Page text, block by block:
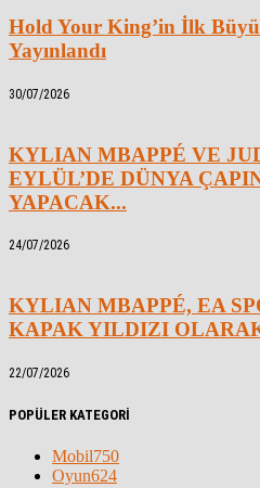
Hold Your King’in İlk
Yayınlandı
30/07/2026
KYLIAN MBAPPÉ VE
EYLÜL’DE DÜNYA
YAPACAK...
24/07/2026
KYLIAN MBAPPÉ, EA
KAPAK YILDIZI
22/07/2026
POPÜLER KATEGORİ
Mobil750
Oyun624